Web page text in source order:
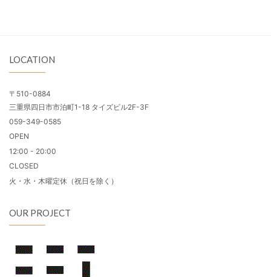
LOCATION
〒510-0884
三重県四日市市泊町1-18 タイズビル2F-3F
059-349-0585
OPEN
12:00 - 20:00
CLOSED
火・水・木曜定休（祝日を除く）
OUR PROJECT